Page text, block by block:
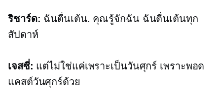
ริชาร์ด: ฉันตื่นเต้น. คุณรู้จักฉัน ฉันตื่นเต้นทุก
สัปดาห์
เจสซี่: แต่ไม่ใช่แค่เพราะเป็นวันศุกร์ เพราะพอด
แคสต์วันศุกร์ด้วย